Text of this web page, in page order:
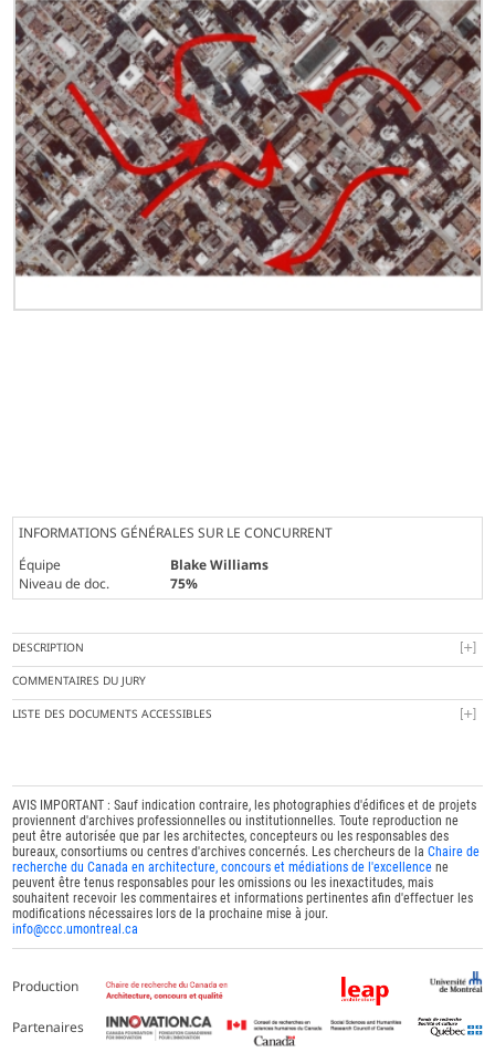
INFORMATIONS GÉNÉRALES SUR LE CONCURRENT
Équipe
Blake Williams
Niveau de doc.
75%
DESCRIPTION
COMMENTAIRES DU JURY
LISTE DES DOCUMENTS ACCESSIBLES
AVIS IMPORTANT : Sauf indication contraire, les photographies d'édifices et de projets
proviennent d'archives professionnelles ou institutionnelles. Toute reproduction ne
peut être autorisée que par les architectes, concepteurs ou les responsables des
bureaux, consortiums ou centres d'archives concernés. Les chercheurs de laChaire de
recherche du Canada en architecture, concours et médiations de l'excellence ne
peuvent être tenus responsables pour les omissions ou les inexactitudes, mais
souhaitent recevoir les commentaires et informations pertinentes afin d'effectuer les
modifications nécessaires lors de la prochaine mise à jour.
info@ccc.umontreal.ca
Production
Partenaires